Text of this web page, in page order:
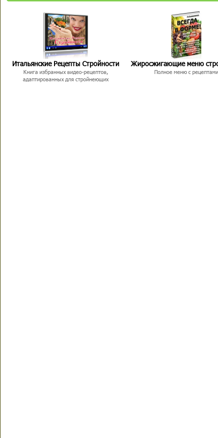
Итальянские Рецепты Стройности
Книга избранных видео-рецептов,
адаптированных для стройнеющих
Жиросжигающие меню
Полное меню с рецептами